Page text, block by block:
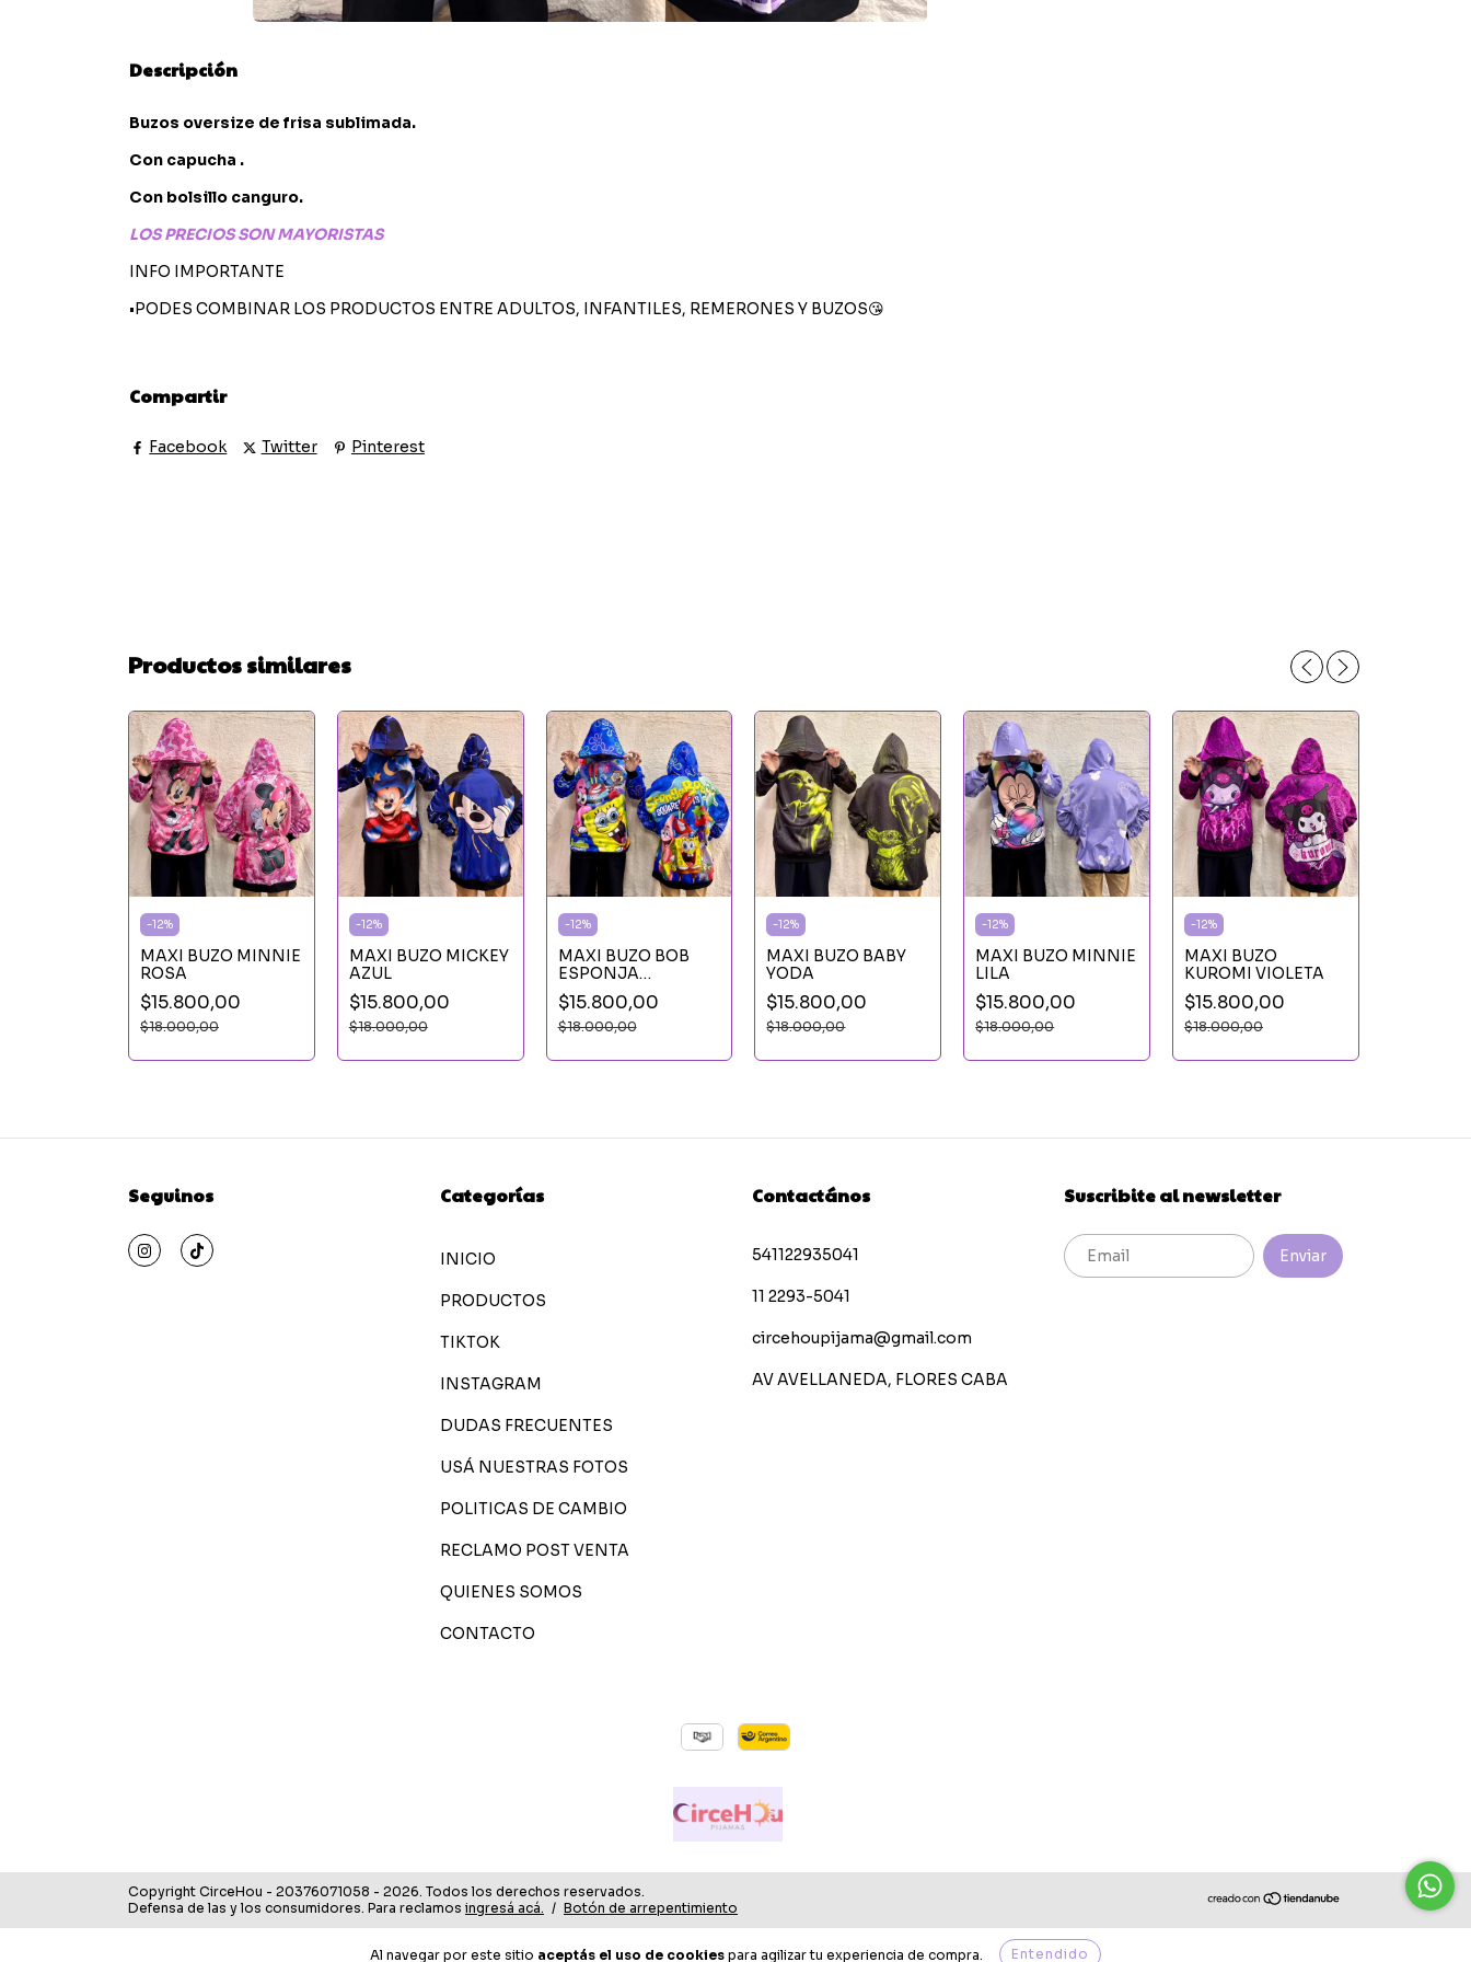
Al navegar por este sitio aceptás el uso de cookies para agilizar tu experiencia de compra. Entendido
Descripción
Buzos oversize de frisa sublimada.
Con capucha .
Con bolsillo canguro.
LOS PRECIOS SON MAYORISTAS
INFO IMPORTANTE
•PODES COMBINAR LOS PRODUCTOS ENTRE ADULTOS, INFANTILES, REMERONES Y BUZOS😘
Compartir
Facebook Twitter Pinterest
Productos similares
-12%
MAXI BUZO MINNIE
ROSA
$15.800,00
$18.000,00
-12%
MAXI BUZO MICKEY
AZUL
$15.800,00
$18.000,00
-12%
MAXI BUZO BOB
ESPONJA
PERSONAJES
$15.800,00
$18.000,00
-12%
MAXI BUZO BABY
YODA
$15.800,00
$18.000,00
-12%
MAXI BUZO MINNIE
LILA
$15.800,00
$18.000,00
-12%
MAXI BUZO
KUROMI VIOLETA
$15.800,00
$18.000,00
Seguinos Categorías
INICIO
PRODUCTOS
TIKTOK
INSTAGRAM
DUDAS FRECUENTES
USÁ NUESTRAS FOTOS
POLITICAS DE CAMBIO
RECLAMO POST VENTA
QUIENES SOMOS
CONTACTO
Contactános
541122935041
11 2293-5041
circehoupijama@gmail.com
AV AVELLANEDA, FLORES CABA
Suscribite al newsletter
Copyright CirceHou - 20376071058 - 2026. Todos los derechos reservados.
Defensa de las y los consumidores. Para reclamos ingresá acá. / Botón de arrepentimiento